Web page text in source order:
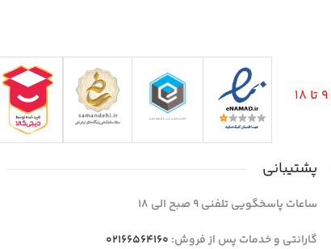
پشتیبانی
ساعات پاسخگویی تلفنی 9 صبح الی 18
گارانتی و خدمات پس از فروش: 02166564160